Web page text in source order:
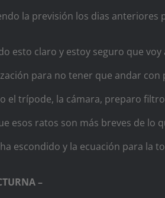
la previsión los dias
esto claro y estoy seguro que
para no tener que andar
el trípode, la cámara, preparo
esos ratos son más breves de lo
escondido y la ecuación para la
–